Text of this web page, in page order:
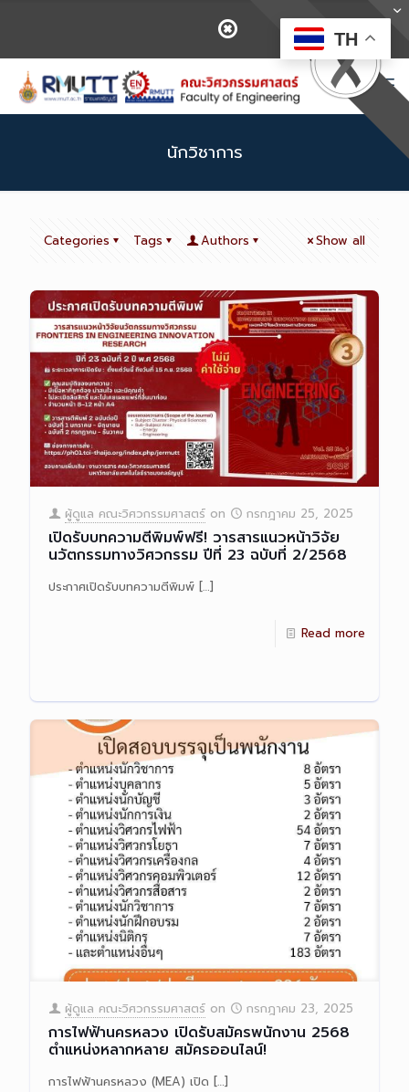
นักวิชาการ
Categories Tags Authors Show all
ผู้ดูแล คณะวิศวกรรมศาสตร์ on กรกฎาคม 25, 2025
เปิดรับบทความตีพิมพ์ฟรี! วารสารแนวหน้าวิจัย
นวัตกรรมทางวิศวกรรม ปีที่ 23 ฉบับที่ 2/2568
ประกาศเปิดรับบทความตีพิมพ์ […]
Read more
ผู้ดูแล คณะวิศวกรรมศาสตร์ on กรกฎาคม 23, 2025
การไฟฟ้านครหลวง เปิดรับสมัครพนักงาน 2568
ตำแหน่งหลากหลาย สมัครออนไลน์!
การไฟฟ้านครหลวง (MEA) เปิด […]
TH